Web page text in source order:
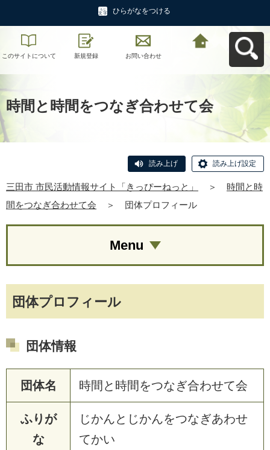
ひらがなをつける
このサイトについて 新規登録 お問い合わせ
時間と時間をつなぎ合わせて会
読み上げ 読み上げ設定
三田市 市民活動情報サイト「きっぴーねっと」 ＞
時間と時
間をつなぎ合わせて会
＞ 団体プロフィール
団体プロフィール
団体情報
団体名 時間と時間をつなぎ合わせて会
ふりが
な
じかんとじかんをつなぎあわせ
てかい
Menu